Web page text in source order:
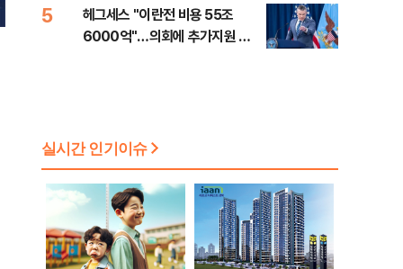
5
헤그세스 "이란전 비용 55조
6000억"…의회에 추가지원 촉